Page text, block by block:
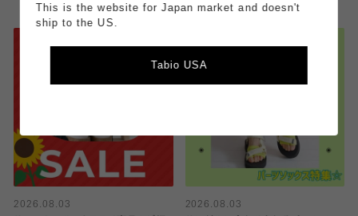
2026.08.03
2026.08.03
This is the website for Japan market and doesn't
ship to the US.
Tabio USA